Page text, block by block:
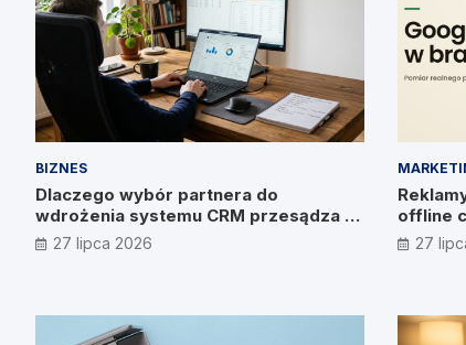
BIZNES
Dlaczego wybór partnera do
wdrożenia systemu CRM przesądza o
wyniku? Wywiad z Pawłem
Prymakowskim, CEO IT Vision
27 lipca 2026
offline
27